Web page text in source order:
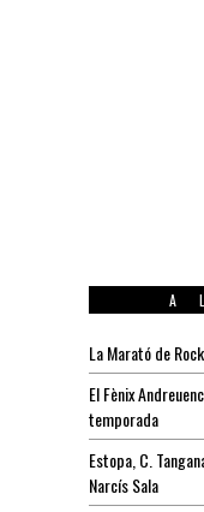
A
La Marató de
El Fènix
temporada
Estopa, C.
Narcís Sala